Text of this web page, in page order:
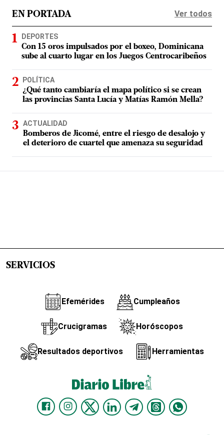
EN PORTADA Ver todos
DEPORTES
Con 15 oros impulsados por el boxeo, Dominicana
sube al cuarto lugar en los Juegos Centrocaribeños
POLÍTICA
¿Qué tanto cambiaría el mapa político si se crean
las provincias Santa Lucía y Matías Ramón Mella?
ACTUALIDAD
Bomberos de Jicomé, entre el riesgo de desalojo y
el deterioro de cuartel que amenaza su seguridad
SERVICIOS
Efemérides Cumpleaños
Crucigramas Horóscopos
Resultados deportivos Herramientas